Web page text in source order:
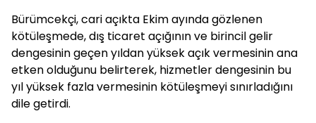
Bürümcekçi, cari açıkta Ekim ayında gözlenen
kötüleşmede, dış ticaret açığının ve birincil gelir
dengesinin geçen yıldan yüksek açık vermesinin ana
etken olduğunu belirterek, hizmetler dengesinin bu
yıl yüksek fazla vermesinin kötüleşmeyi sınırladığını
dile getirdi.